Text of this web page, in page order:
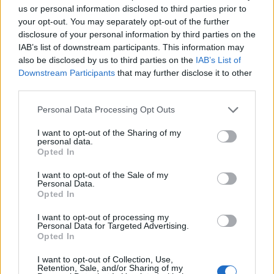
us or personal information disclosed to third parties prior to
your opt-out. You may separately opt-out of the further
disclosure of your personal information by third parties on the
IAB’s list of downstream participants. This information may
also be disclosed by us to third parties on the IAB’s List of
Downstream Participants that may further disclose it to other
Personal Data Processing Opt Outs
I want to opt-out of the Sharing of my
personal data.
Opted In
I want to opt-out of the Sale of my
Personal Data.
Opted In
I want to opt-out of processing my
Personal Data for Targeted Advertising.
Opted In
I want to opt-out of Collection, Use,
Retention, Sale, and/or Sharing of my
για τα Στενά του Ορμούζ
07/08/2026 - 08:13
Χρηματιστήριο: Πτώση κατά 0,59%, στα 320,42
εκατ. ευρώ ο τζίρος
ΟΠΕΚΑ: Αύριο η δεύτερη πληρωμή των δικαιούχων
06/08/2026 - 17:40 ΟΙΚΟΝΟΜΙΑ
Κυβερνητική Επιτροπή Βιομηχανίας- Κ. Μητσοτάκης:
Στρατηγική προτεραιότητα η ενίσχυση της
βιομηχανίας
Από τις 28 Αυγούστου η ψηφιακή ενεργοποίηση της
Κάρτας Αγρότη μέσω της ΕΑΕ 2026
06/08/2026 - 16:51 ΟΙΚΟΝΟΜΙΑ